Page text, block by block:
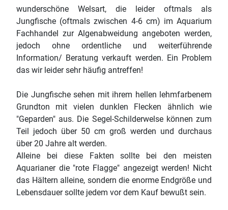
wunderschöne Welsart, die leider oftmals als
Jungfische (oftmals zwischen 4-6 cm) im Aquarium
Fachhandel zur Algenabweidung angeboten werden,
jedoch ohne ordentliche und weiterführende
Information/ Beratung verkauft werden. Ein Problem
das wir leider sehr häufig antreffen!
Die Jungfische sehen mit ihrem hellen lehmfarbenem
Grundton mit vielen dunklen Flecken ähnlich wie
"Geparden" aus. Die Segel-Schilderwelse können zum
Teil jedoch über 50 cm groß werden und durchaus
über 20 Jahre alt werden.
Alleine bei diese Fakten sollte bei den meisten
Aquarianer die "rote Flagge" angezeigt werden! Nicht
das Hältern alleine, sondern die enorme Endgröße und
Lebensdauer sollte jedem vor dem Kauf bewußt sein.